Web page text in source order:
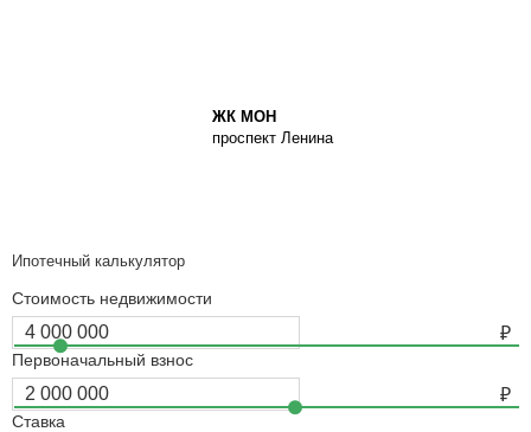
ЖК МОН
проспект Ленина
Ипотечный калькулятор
Стоимость недвижимости
Первоначальный взнос
Ставка